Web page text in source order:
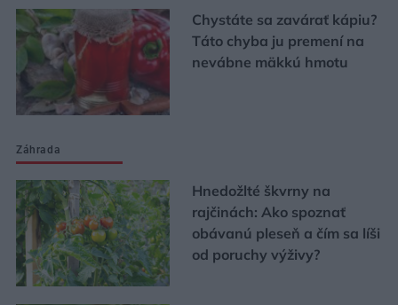
Chystáte sa zavárať kápiu?
Táto chyba ju premení na
nevábne mäkkú hmotu
Záhrada
Hnedožlté škvrny na
rajčinách: Ako spoznať
obávanú pleseň a čím sa líši
od poruchy výživy?